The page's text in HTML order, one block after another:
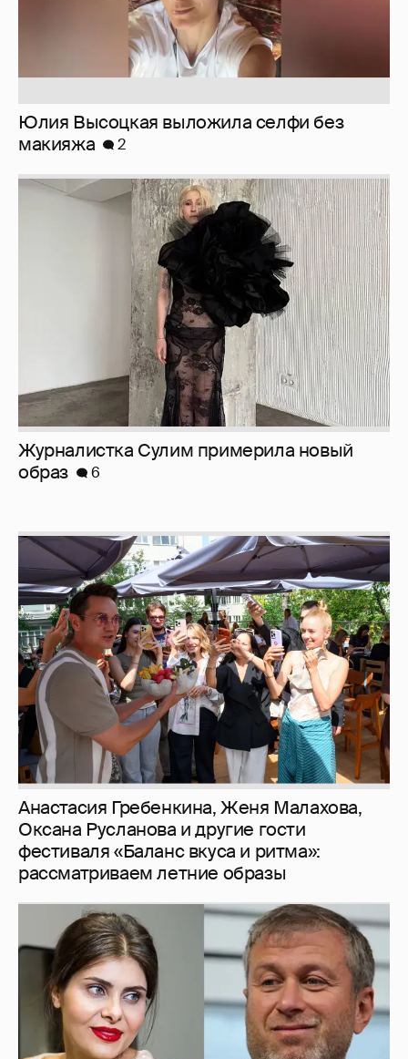
Журналистка Сулим примерила новый
Анастасия Гребенкина, Женя Малахова,
Оксана Русланова и другие гости
фестиваля «Баланс вкуса и ритма»:
рассматриваем летние образы
И снова невеста 357